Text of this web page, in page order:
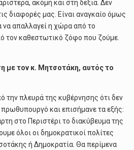
ακόμη και στη δεξιά. Δεν
διαφορές μας. Είναι αναγκαίο όμως
να απαλλαγεί η χώρα από το
καθεστωτικό ζόφο που ζούμε.
με τον κ. Μητσοτάκη, αυτός το
την πλευρά της κυβέρνησης ότι δεν
πρωθυπουργό και επισήμανε τα εξής:
στο Περιστέρι το διακύβευμα της
όλοι οι δημοκρατικοί πολίτες
ή Δημοκρατία. Θα περίμενα